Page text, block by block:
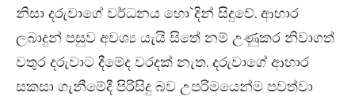
නිසා දරුවාගේ වර්ධනය හො`දින් සිදුවේ. ආහාර
ලබාදුන් පසුව අවශ්‍ය යැයි සිතේ නම් උණුකර නිවාගත්
වතුර දරුවාට දීමේද වරදක් නැත. දරුවාගේ ආහාර
සකසා ගැනීමේදී පිරිසිදු බව උපරිමයෙන්ම පවත්වා